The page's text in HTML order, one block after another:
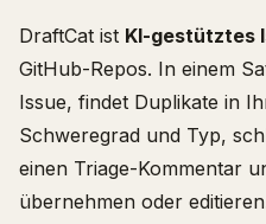
DraftCat ist KI-gestütztes
GitHub-Repos. In einem
Issue, findet Duplikate in
Schweregrad und Typ,
einen Triage-Kommentar
übernehmen oder